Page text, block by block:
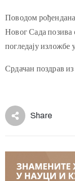
Поводом
Новог Сада позива
погледају
Срдачан поздрав
Share